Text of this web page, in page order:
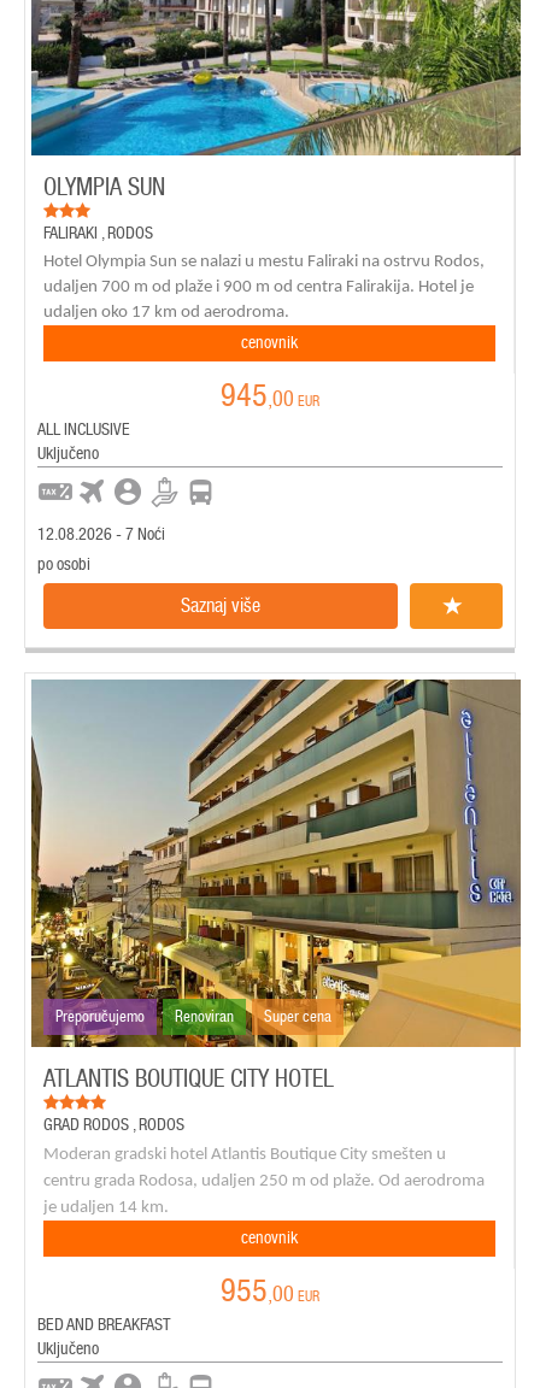
OLYMPIA SUN
FALIRAKI ,RODOS
Hotel Olympia Sun se nalazi u mestu Faliraki na ostrvu Rodos,
udaljen 700 m od plaže i 900 m od centra Falirakija. Hotel je
udaljen oko 17 km od aerodroma.
cenovnik
945,00 EUR
ALL INCLUSIVE
Uključeno
12.08.2026 - 7 Noći
po osobi
Saznaj više
Preporučujemo Renoviran Super cena
ATLANTIS BOUTIQUE CITY HOTEL
GRAD RODOS ,RODOS
Moderan gradski hotel Atlantis Boutique City smešten u
centru grada Rodosa, udaljen 250 m od plaže. Od aerodroma
je udaljen 14 km.
cenovnik
955,00 EUR
BED AND BREAKFAST
Uključeno